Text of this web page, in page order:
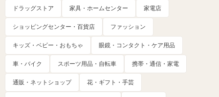
ドラッグストア 家具・ホームセンター 家電店
ショッピングセンター・百貨店 ファッション
キッズ・ベビー・おもちゃ 眼鏡・コンタクト・ケア用品
車・バイク スポーツ用品・自転車 携帯・通信・家電
通販・ネットショップ 花・ギフト・手芸